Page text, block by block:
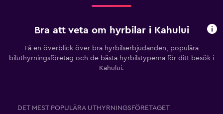
Bra att veta om hyrbilar i Kahului
Få en överblick över bra hyrbilserbjudanden, populära
biluthyrningsföretag och de bästa hyrbilstyperna för ditt besök i
Kahului.
DET MEST POPULÄRA UTHYRNINGSFÖRETAGET